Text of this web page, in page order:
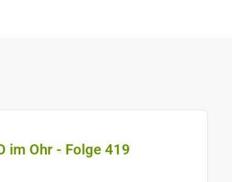
im Ohr - Folge 419